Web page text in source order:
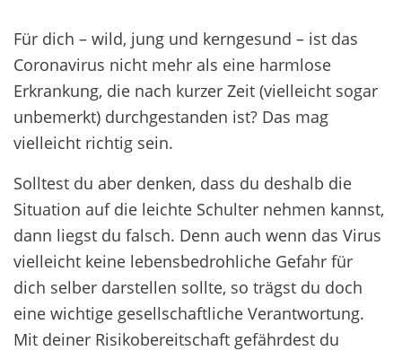
Für dich – wild, jung und kerngesund – ist das
Coronavirus nicht mehr als eine harmlose
Erkrankung, die nach kurzer Zeit (vielleicht sogar
unbemerkt) durchgestanden ist? Das mag
vielleicht richtig sein.
Solltest du aber denken, dass du deshalb die
Situation auf die leichte Schulter nehmen kannst,
dann liegst du falsch. Denn auch wenn das Virus
vielleicht keine lebensbedrohliche Gefahr für
dich selber darstellen sollte, so trägst du doch
eine wichtige gesellschaftliche Verantwortung.
Mit deiner Risikobereitschaft gefährdest du